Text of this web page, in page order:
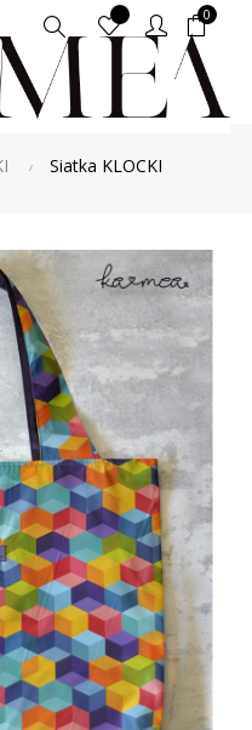
Szukaj 0
Siatka KLOCKI